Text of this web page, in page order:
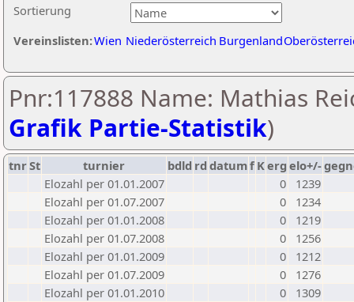
Sortierung
Vereinslisten:Wien Niederösterreich Burgenland
Pnr:117888 Name: Mathias
Grafik Partie-Statistik)
tnrSt turnier bdld rd datumf Kerg elo+/-
Elozahl per 01.01.2007
0
1239
Elozahl per 01.07.2007
0
1234
Elozahl per 01.01.2008
0
1219
Elozahl per 01.07.2008
0
1256
Elozahl per 01.01.2009
0
1212
Elozahl per 01.07.2009
0
1276
Elozahl per 01.01.2010
0
1309